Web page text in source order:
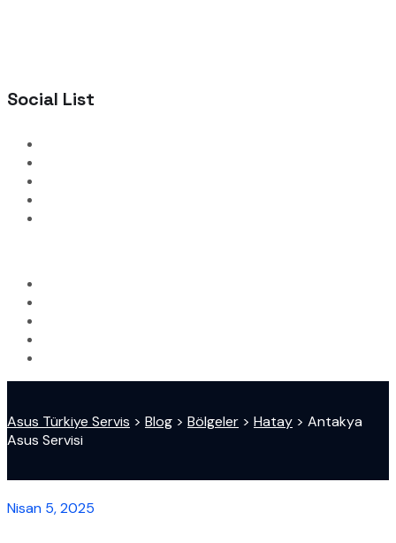
Social List
Asus Türkiye Servis > Blog > Bölgeler > Hatay > Antakya
Asus Servisi
Nisan 5, 2025